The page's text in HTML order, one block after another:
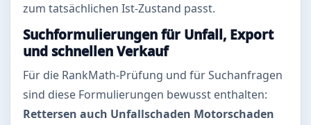
zum tatsächlichen Ist-Zustand passt.
Suchformulierungen für Unfall, Export
und schnellen Verkauf
Für die RankMath-Prüfung und für Suchanfragen
sind diese Formulierungen bewusst enthalten:
Rettersen auch Unfallschaden Motorschaden